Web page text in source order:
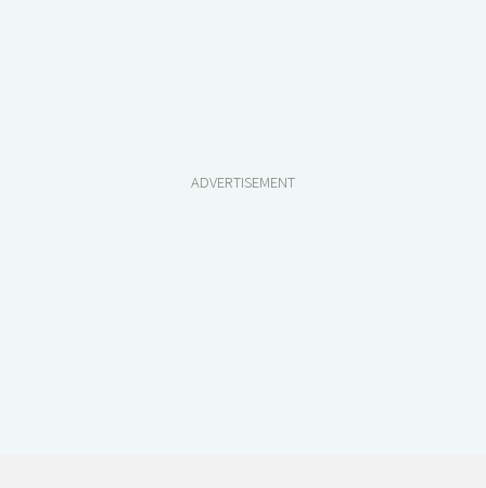
ADVERTISEMENT